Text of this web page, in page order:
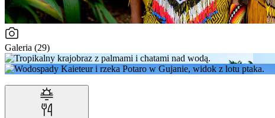
Galeria (29)